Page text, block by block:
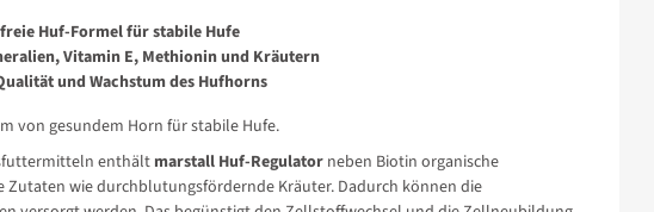
Huf-Formel für stabile Hufe
Vitamin E, Methionin und Kräutern
und Wachstum des Hufhorns
von gesundem Horn für stabile Hufe.
enthält marstall Huf-Regulator neben Biotin organische
wie durchblutungsfördernde Kräuter. Dadurch können die